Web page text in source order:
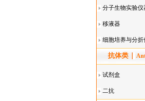
分子生物实验仪
移液器
细胞培养与分折
器叠
抗体类
试剂盒
二抗